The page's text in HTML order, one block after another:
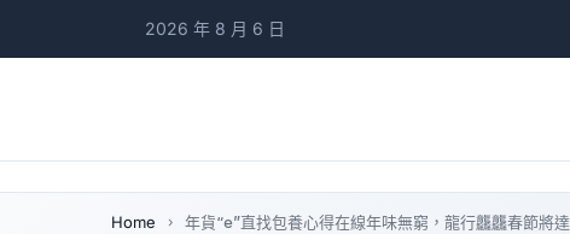
2026 年 8 月 6 日
Home 年貨“e”直找包養心得在線年味無窮，龍行龘龘春節將達